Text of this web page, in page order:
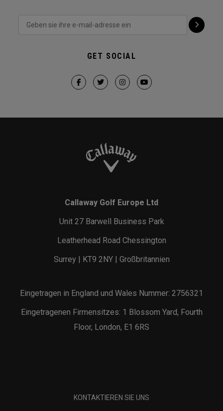
GET SOCIAL
Callaway Golf Europe Ltd
Unit 27 Barwell Business Park
Leatherhead Road Chessington
Surrey | KT9 2NY | Großbritannien
Eingetragen in England und Wales Nummer: 2756321
Eingetragenen Firmensitzes: 1 Blossom Yard, Fourth
Floor, London, E1 6RS
KONTAKTIEREN SIE UNS